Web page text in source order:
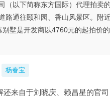
（以下简称东方国际）代理拍卖
路通往颐和园、香山风景区。附
墅是开发商以4760元的起拍价
杨春宝
还来自于刘晓庆、赖昌星的官